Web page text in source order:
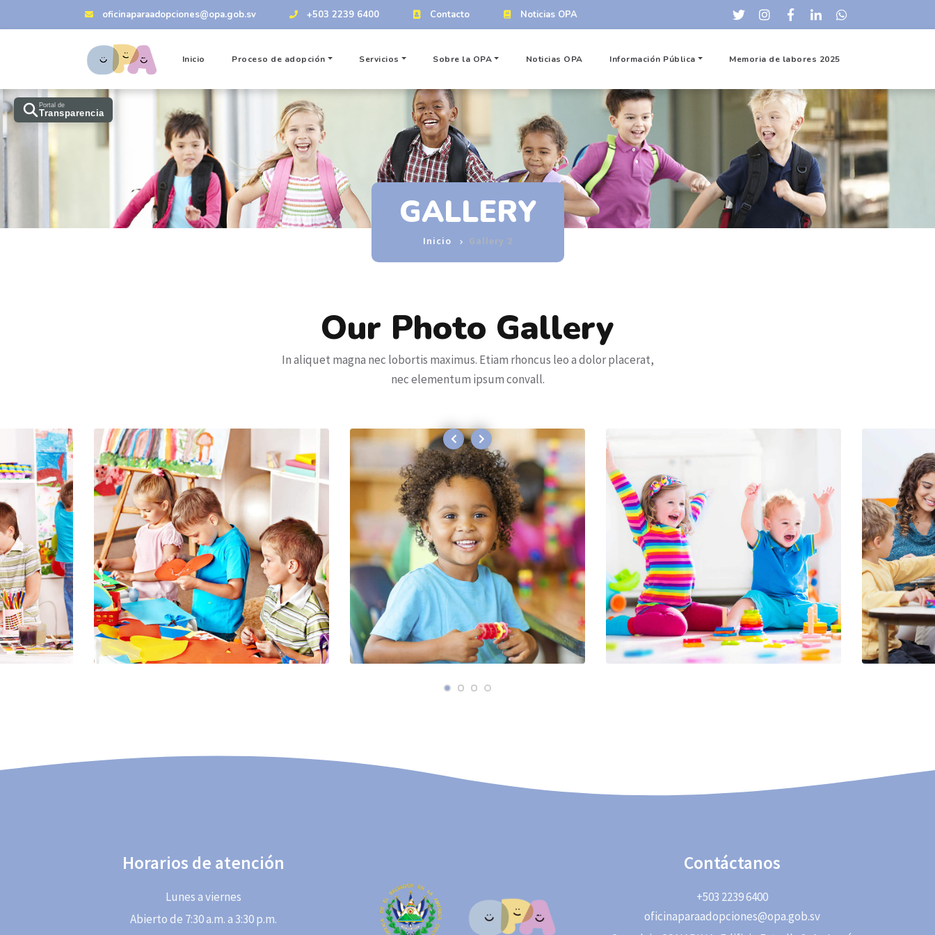
oficinaparaadopciones@opa.gob.sv +503 2239 6400 Contacto Noticias OPA
Inicio Proceso de adopción Servicios Sobre la OPA Noticias OPA Información Pública Memoria de labores 2025
GALLERY
Inicio Gallery 2
Our Photo Gallery
In aliquet magna nec lobortis maximus. Etiam rhoncus leo a dolor placerat,
nec elementum ipsum convall.
Horarios de atención
Lunes a viernes
Abierto de 7:30 a.m. a 3:30 p.m.
Portal de
Transparencia
Contáctanos
+503 2239 6400
oficinaparaadopciones@opa.gob.sv